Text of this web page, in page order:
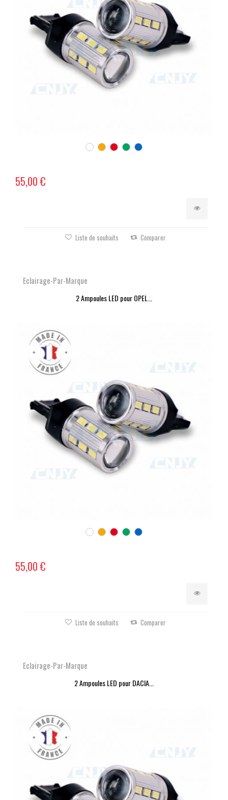
55,00 €
Liste de souhaits Comparer
Eclairage-Par-Marque
2 Ampoules LED pour OPEL...
55,00 €
Liste de souhaits Comparer
Eclairage-Par-Marque
2 Ampoules LED pour DACIA...